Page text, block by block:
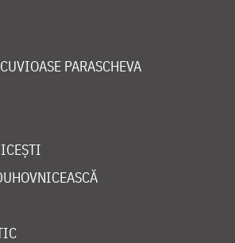
PARASCHEVA